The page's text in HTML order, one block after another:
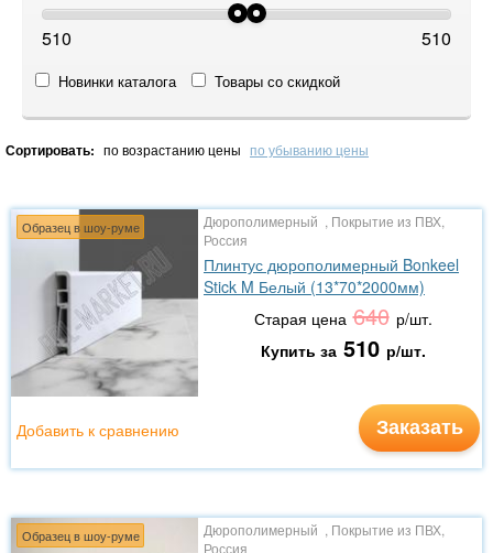
510 510
Новинки каталога Товары со скидкой
Сортировать: по возрастанию цены по убыванию цены
Образец в шоу-руме
Дюрополимерный , Покрытие из ПВХ,
Россия
Плинтус дюрополимерный Bonkeel
Stick M Белый (13*70*2000мм)
Старая цена 640 р/шт.
Купить за 510 р/шт.
Заказать
Добавить к сравнению
Образец в шоу-руме
Дюрополимерный , Покрытие из ПВХ,
Россия